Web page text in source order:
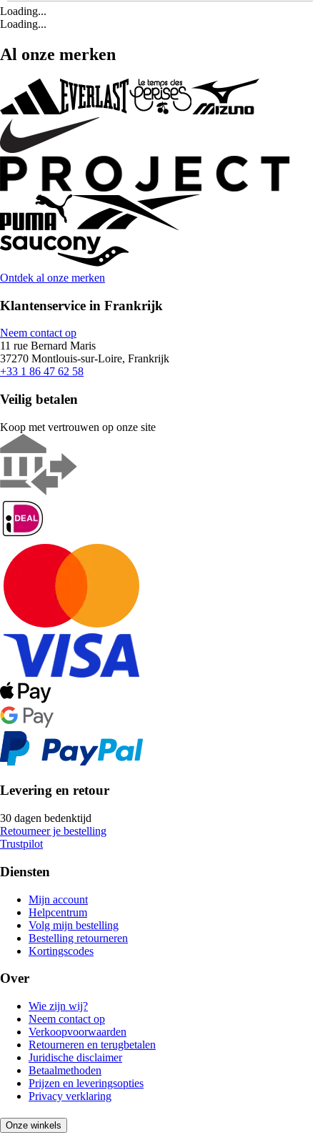
Loading...
Loading...
Al onze merken
Ontdek al onze merken
Klantenservice in Frankrijk
Neem contact op
11 rue Bernard Maris
37270 Montlouis-sur-Loire, Frankrijk
+33 1 86 47 62 58
Veilig betalen
Koop met vertrouwen op onze site
Levering en retour
30 dagen bedenktijd
Retourneer je bestelling
Trustpilot
Diensten
Mijn account
Helpcentrum
Volg mijn bestelling
Bestelling retourneren
Kortingscodes
Over
Wie zijn wij?
Neem contact op
Verkoopvoorwaarden
Retourneren en terugbetalen
Juridische disclaimer
Betaalmethoden
Prijzen en leveringsopties
Privacy verklaring
Onze winkels